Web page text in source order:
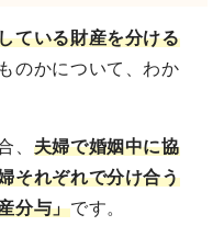
ている財産を分ける
のかについて、わか
、 夫婦で婚姻中に協
それぞれで分け合う
分与」です。